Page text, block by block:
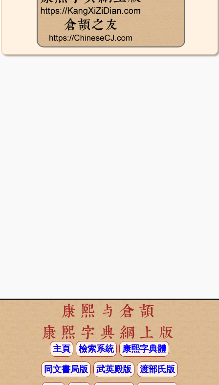
康熙与倉頡
康熙字典網上版
主頁 檢索系統 康熙字典體
同文書局版 武英殿版 渡部氏版